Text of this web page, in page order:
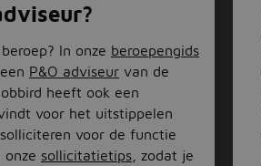
In onze beroepengids
P&O adviseur van de
heeft ook een
voor het uitstippelen
solliciteren voor de functie
onze sollicitatietips , zodat je